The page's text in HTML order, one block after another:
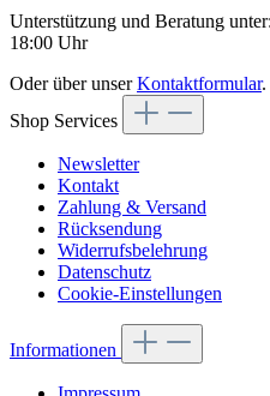
Unterstützung und Beratung unter:
18:00 Uhr
Oder über unserKontaktformular.
Shop Services
Newsletter
Kontakt
Zahlung & Versand
Rücksendung
Widerrufsbelehrung
Datenschutz
Cookie-Einstellungen
Informationen